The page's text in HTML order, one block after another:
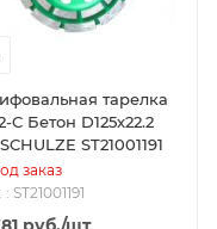
тарелка
C Бетон D125х22.2
ST21001191
заказ
ST21001191